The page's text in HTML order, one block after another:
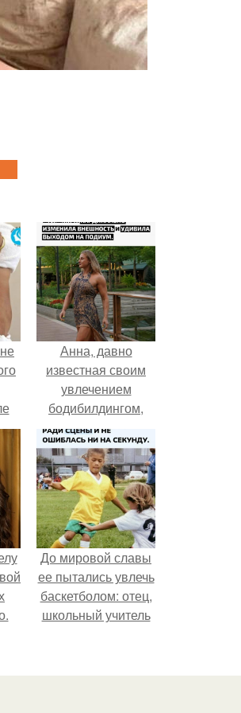
Анна, давно
известная своим
увлечением
бодибилдингом,
впервые
попробовала себя
в роли модели.
До мировой славы
ее пытались увлечь
баскетболом: отец,
школьный учитель
игры, записал дочь